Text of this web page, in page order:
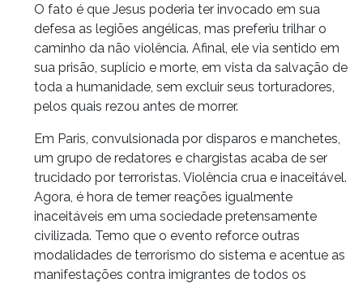
O fato é que Jesus poderia ter invocado em sua
defesa as legiões angélicas, mas preferiu trilhar o
caminho da não violência. Afinal, ele via sentido em
sua prisão, suplício e morte, em vista da salvação de
toda a humanidade, sem excluir seus torturadores,
pelos quais rezou antes de morrer.
Em Paris, convulsionada por disparos e manchetes,
um grupo de redatores e chargistas acaba de ser
trucidado por terroristas. Violência crua e inaceitável.
Agora, é hora de temer reações igualmente
inaceitáveis em uma sociedade pretensamente
civilizada. Temo que o evento reforce outras
modalidades de terrorismo do sistema e acentue as
manifestações contra imigrantes de todos os